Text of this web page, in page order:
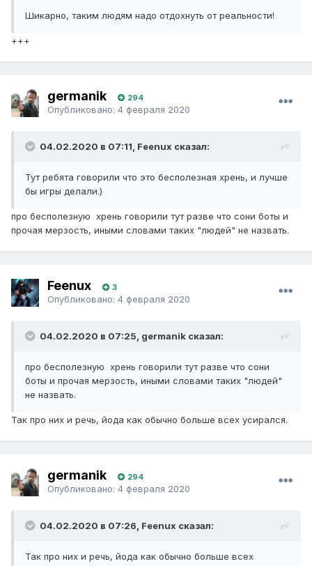
Шикарно, таким людям надо отдохнуть от реальности!
+++
germanik 294
Опубликовано: 4 февраля 2020
04.02.2020 в 07:11, Feenux сказал:
Тут ребята говорили что это бесполезная хрень, и лучше
бы игры делали.)
про бесполезную хрень говорили тут разве что сони боты и
прочая мерзость, иными словами таких "людей" не назвать.
Feenux 3
Опубликовано: 4 февраля 2020
04.02.2020 в 07:25, germanik сказал:
про бесполезную хрень говорили тут разве что сони
боты и прочая мерзость, иными словами таких "людей"
не назвать.
Так про них и речь, йода как обычно больше всех усирался.
germanik 294
Опубликовано: 4 февраля 2020
04.02.2020 в 07:26, Feenux сказал:
Так про них и речь, йода как обычно больше всех